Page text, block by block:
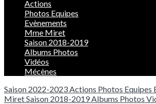
Actions
Photos Equipes
Evènements
Mme Miret
Saison 2018-2019
Albums Photos
Vidéos
Mécènes
Saison 2022-2023Actions Photos Equipes
MiretSaison 2018-2019Albums Photos